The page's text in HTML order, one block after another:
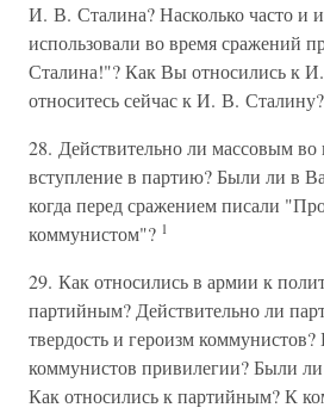
И. В. Сталина? Насколько часто и
использовали во время сражений
Сталина!"? Как Вы относились к
относитесь сейчас к И. В. Сталину?
28. Действительно ли массовым
вступление в партию? Были ли в
когда перед сражением писали
коммунистом"? 1
29. Как относились в армии к
партийным? Действительно ли
твердость и героизм
коммунистов привилегии? Были ли
Как относились к партийным? К